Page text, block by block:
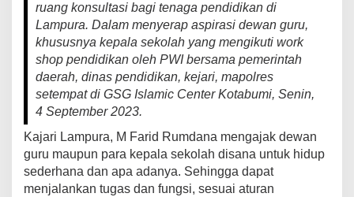
d
a
n
a
,
J
a
l
a
ruang konsultasi bagi tenaga pendidikan di
Lampura. Dalam menyerap aspirasi dewan guru,
khususnya kepala sekolah yang mengikuti work
shop pendidikan oleh PWI bersama pemerintah
daerah, dinas pendidikan, kejari, mapolres
setempat di GSG Islamic Center Kotabumi, Senin,
4 September 2023.
Kajari Lampura, M Farid Rumdana mengajak dewan
guru maupun para kepala sekolah disana untuk hidup
sederhana dan apa adanya. Sehingga dapat
menjalankan tugas dan fungsi, sesuai aturan